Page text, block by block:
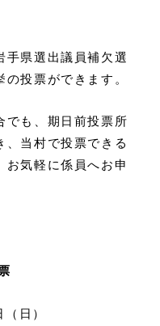
県選出議員補欠選
投票ができます。
も、期日前投票所
、当村で投票できる
気軽に係員へお申
日）